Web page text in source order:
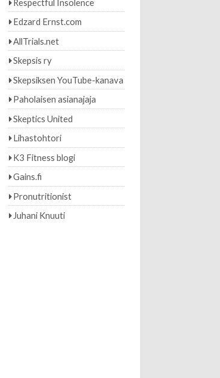
Respectful Insolence
Edzard Ernst.com
AllTrials.net
Skepsis ry
Skepsiksen YouTube-kanava
Paholaisen asianajaja
Skeptics United
Lihastohtori
K3 Fitness blogi
Gains.fi
Pronutritionist
Juhani Knuuti